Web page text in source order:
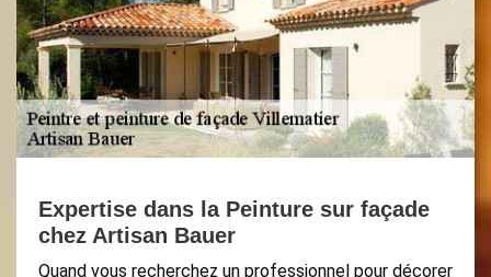
Expertise dans la Peinture sur façade
chez Artisan Bauer
Quand vous recherchez un professionnel pour décorer